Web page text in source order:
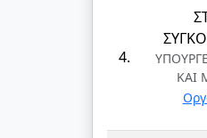
4.
ΚΑΙ